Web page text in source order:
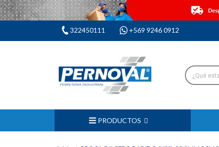
322450111 +569 9246 0912
PRODUCTOS